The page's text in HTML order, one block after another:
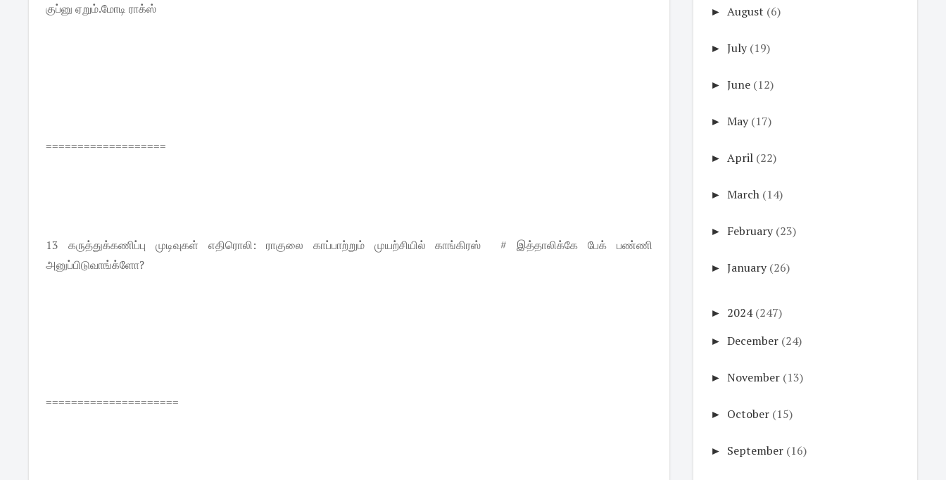
குப்னு ஏறும்.மோடி ராக்ஸ்
===================
13 கருத்துக்கணிப்பு முடிவுகள் எதிரொலி: ராகுலை காப்பாற்றும் முயற்சியில் காங்கிரஸ் # இத்தாலிக்கே பேக் பண்ணி
அனுப்பிடுவாங்க்ளோ?
=====================
► August (6)
► July (19)
► June (12)
► May (17)
► April (22)
► March (14)
► February (23)
► January (26)
► 2024 (247)
► December (24)
► November (13)
► October (15)
► September (16)